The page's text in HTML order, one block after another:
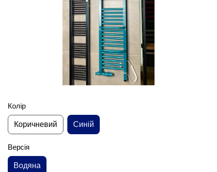
Колір
Коричневий Синій
Версія
Водяна